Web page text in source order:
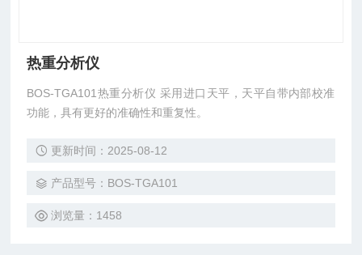
热重分析仪
BOS-TGA101热重分析仪 采用进口天平，天平自带内部校准
功能，具有更好的准确性和重复性。
更新时间：2025-08-12
产品型号：BOS-TGA101
浏览量：1458